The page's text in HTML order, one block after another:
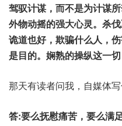
驾驭计谋，而不是为计谋
外物动摇的强大心灵。杀
诡道也好，欺骗什么人，
是目的。娴熟的操纵这一切
那天有读者问我，自媒体写
答:要么抚慰痛苦，要么满足